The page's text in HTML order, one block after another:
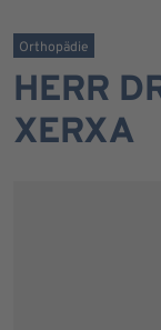
Orthopädie
HERR
XERXA